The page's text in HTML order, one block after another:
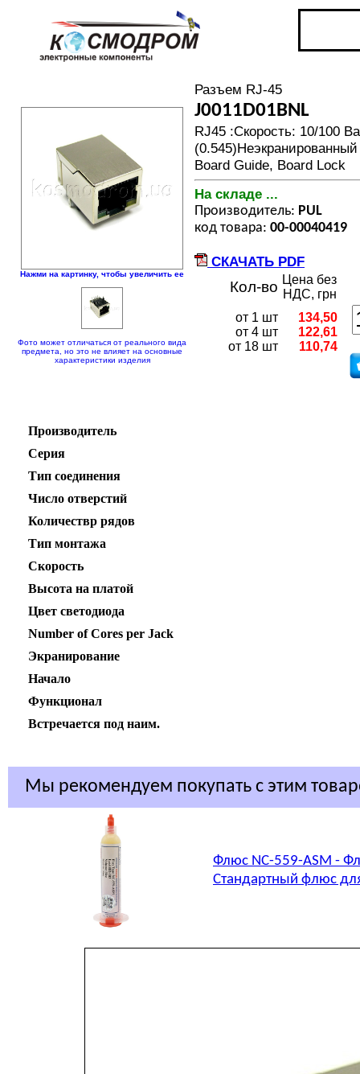
Нажми на картинку, чтобы увеличить ее
Фото может отличаться от реального вида
предмета, но это не влияет на основные
характеристики изделия
Разъем RJ-45
J0011D01BNL
RJ45 :Скорость: 10/100
Board Guide, Board Lock
На складе ...
Производитель: PUL
код товара: 00-00040419
СКАЧАТЬ PDF
Кол-во Цена без
НДС, грн
от 1 шт
от 4 шт
от 18 шт
134,50
122,61
110,74
Производитель
Серия
Тип соединения
Число отверстий
Количествр рядов
Тип монтажа
Скорость
Высота на платой
Цвет светодиода
Number of Cores per Jack
Экранирование
Начало
Функционал
Встречается под наим.
Мы рекомендуем покупать с этим
Флюс NC-559-ASM -
Стандартный флюс